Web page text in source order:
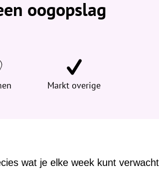
oogopslag
Markt overige
wat je elke week kunt